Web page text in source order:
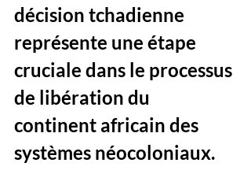
décision tchadienne
représente une étape
cruciale dans le processus
de libération du
continent africain des
systèmes néocoloniaux.